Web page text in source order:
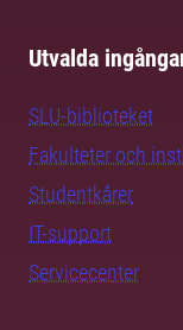
Utvalda
SLU-biblioteket
Fakulteter och
Studentkårer
IT-support
Servicecenter